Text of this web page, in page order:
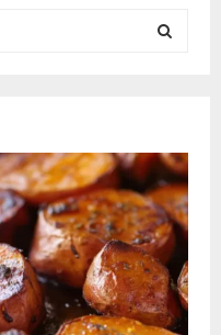
A
R
C
H